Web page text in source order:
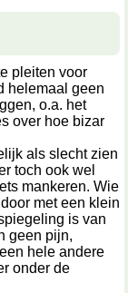
pleiten voor
helemaal geen
o.a. het
over hoe bizar
als slecht zien
toch ook wel
mankeren. Wie
met een klein
is van
geen pijn,
hele andere
onder de